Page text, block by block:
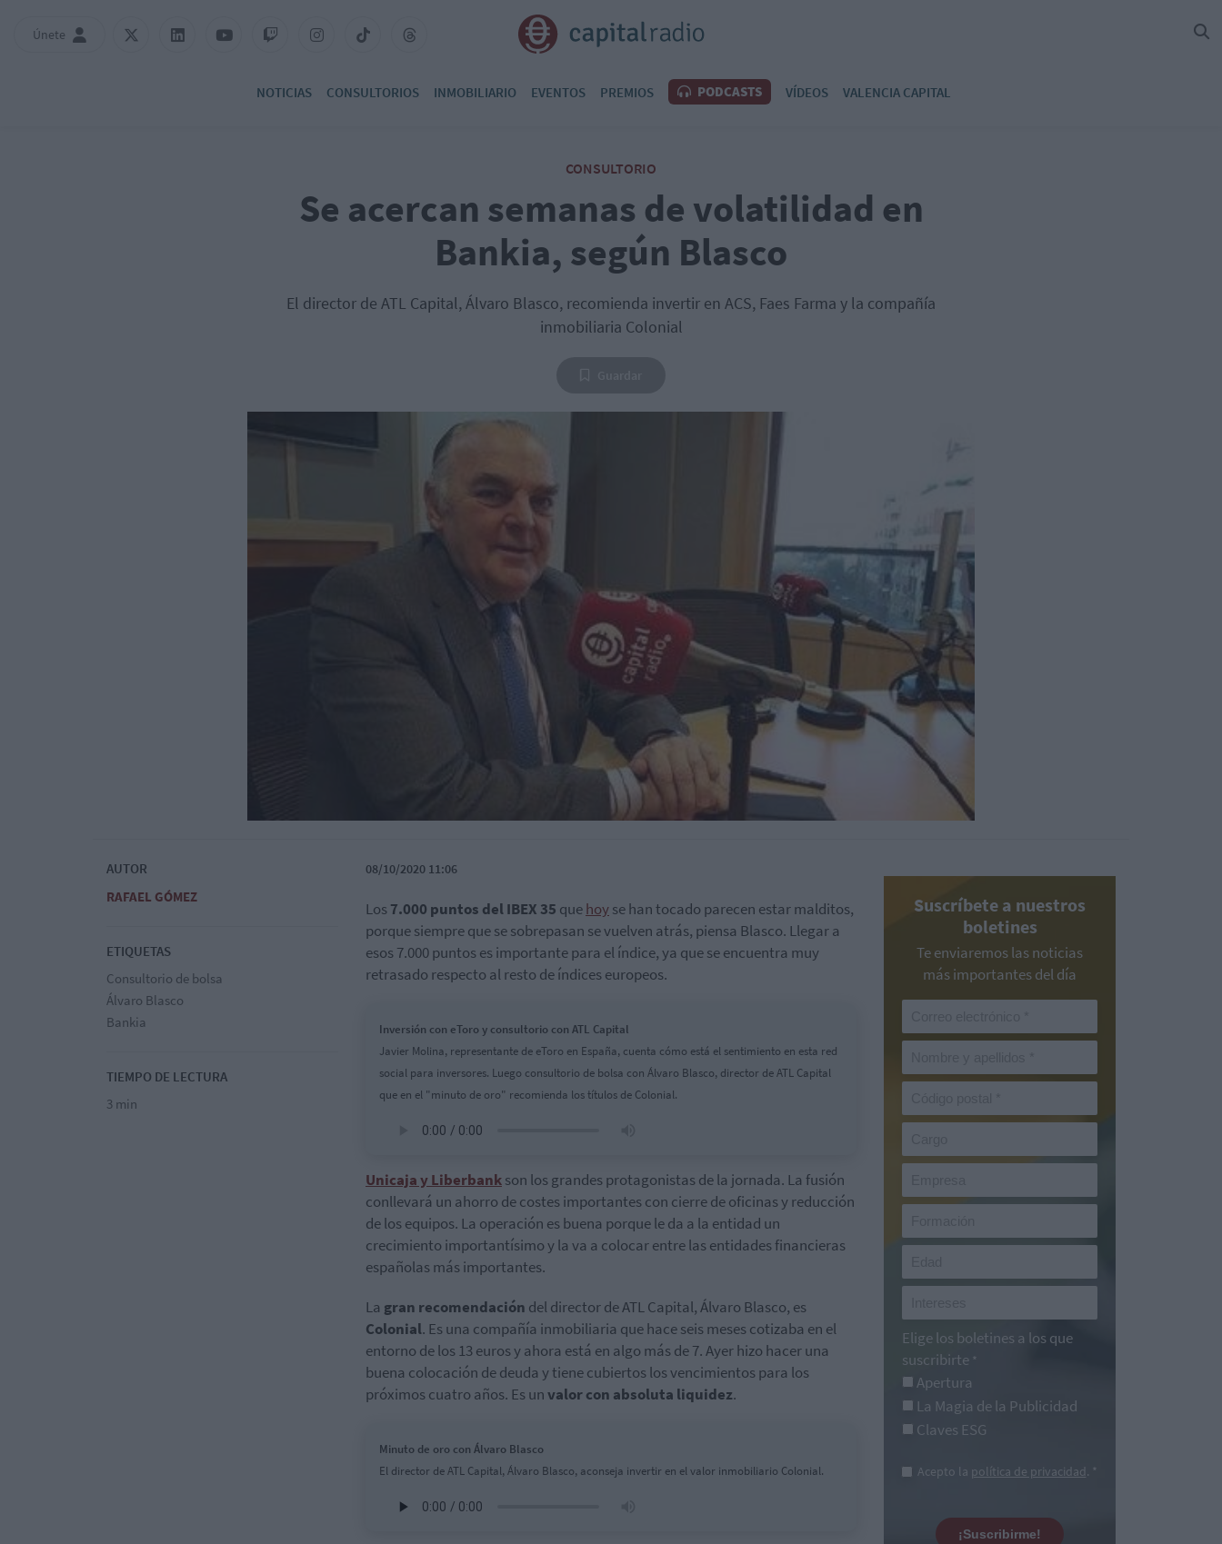
Únete
NOTICIAS CONSULTORIOS INMOBILIARIO EVENTOS PREMIOS PODCASTS VÍDEOS VALENCIA CAPITAL
CONSULTORIO
Se acercan semanas de volatilidad en
Bankia, según Blasco
El director de ATL Capital, Álvaro Blasco, recomienda invertir en ACS, Faes Farma y la compañía
inmobiliaria Colonial
AUTOR
RAFAEL GÓMEZ
ETIQUETAS
Consultorio de bolsa
Álvaro Blasco
Bankia
TIEMPO DE LECTURA
3 min
08/10/2020 11:06
Los7.000 puntos del IBEX 35 quehoyse han tocado parecen estar malditos,
porque siempre que se sobrepasan se vuelven atrás, piensa Blasco. Llegar a
esos 7.000 puntos es importante para el índice, ya que se encuentra muy
retrasado respecto al resto de índices europeos.
Inversión con eToro y consultorio con ATL Capital
Javier Molina, representante de eToro en España, cuenta cómo está el sentimiento en esta red
social para inversores. Luego consultorio de bolsa con Álvaro Blasco, director de ATL Capital
que en el "minuto de oro" recomienda los títulos de Colonial.
Unicaja y Liberbankson los grandes protagonistas de la jornada. La fusión
conllevará un ahorro de costes importantes con cierre de oficinas y reducción
de los equipos. La operación es buena porque le da a la entidad un
crecimiento importantísimo y la va a colocar entre las entidades financieras
españolas más importantes.
La gran recomendación del director de ATL Capital, Álvaro Blasco, es
Colonial. Es una compañía inmobiliaria que hace seis meses cotizaba en el
entorno de los 13 euros y ahora está en algo más de 7. Ayer hizo hacer una
buena colocación de deuda y tiene cubiertos los vencimientos para los
próximos cuatro años. Es unvalor con absoluta liquidez.
Minuto de oro con Álvaro Blasco
El director de ATL Capital, Álvaro Blasco, aconseja invertir en el valor inmobiliario Colonial.
Suscríbete a nuestros
boletines
Te enviaremos las noticias
más importantes del día
Elige los boletines a los que
suscribirte *
Apertura
La Magia de la Publicidad
Claves ESG
Acepto la política de privacidad. *
¡Suscribirme!